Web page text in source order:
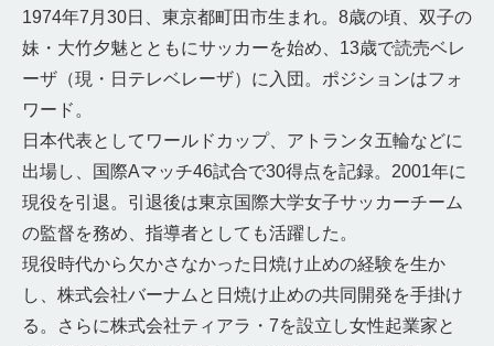
1974年7月30日、東京都町田市生まれ。8歳の頃、双子の
妹・大竹夕魅とともにサッカーを始め、13歳で読売ベレ
ーザ（現・日テレベレーザ）に入団。ポジションはフォ
ワード。
日本代表としてワールドカップ、アトランタ五輪などに
出場し、国際Aマッチ46試合で30得点を記録。2001年に
現役を引退。引退後は東京国際大学女子サッカーチーム
の監督を務め、指導者としても活躍した。
現役時代から欠かさなかった日焼け止めの経験を生か
し、株式会社バーナムと日焼け止めの共同開発を手掛け
る。さらに株式会社ティアラ・7を設立し女性起業家と